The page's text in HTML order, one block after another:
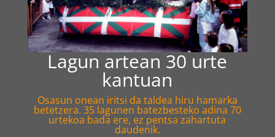
Lagun artean 30 urte
kantuan
Osasun onean iritsi da taldea hiru hamarka
betetzera. 35 lagunen batezbesteko adina 70
urtekoa bada ere, ez pentsa zahartuta
daudenik.